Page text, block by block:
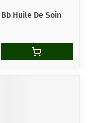
Huile De Soin